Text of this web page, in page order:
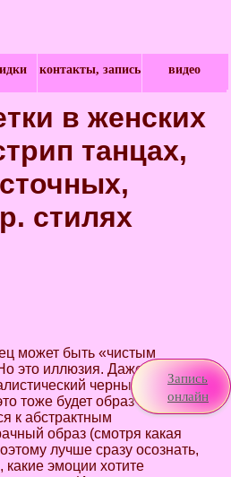
контакты, запись видео
Запись
онлайн
в женских
танцах,
стилях
может быть «чистым
это иллюзия. Даже если Вы
черный костюм
тоже будет образ —
к абстрактным
образ (смотря какая
лучше сразу осознать,
какие эмоции хотите